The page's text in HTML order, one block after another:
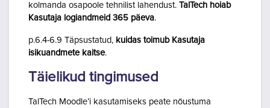
kolmanda osapoole tehnilist lahendust. TalTech hoiab
Kasutaja logiandmeid 365 päeva.
p.6.4-6.9 Täpsustatud, kuidas toimub Kasutaja
isikuandmete kaitse.
Täielikud tingimused
TalTech Moodle’i kasutamiseks peate nõustuma